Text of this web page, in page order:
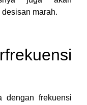
marah.
dengan frekuensi